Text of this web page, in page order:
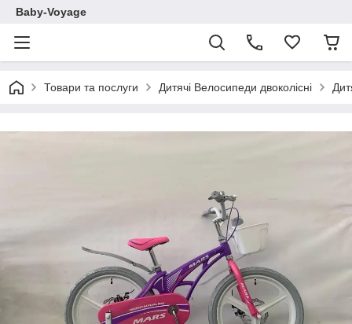
Baby-Voyage
Товари та послуги Дитячі Велосипеди двоколісні